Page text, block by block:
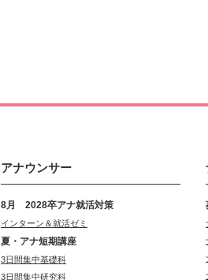
アナウンサー
8月 2028卒アナ就活対策
インターン＆就活ゼミ
夏・アナ短期講座
3日間集中基礎科
3日間集中研究科